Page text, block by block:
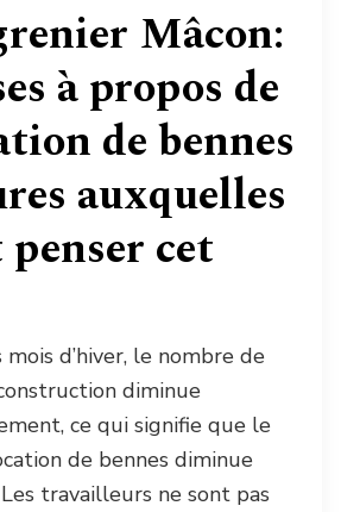
Mâcon:
à propos de
de bennes
auxquelles
cet
d’hiver, le nombre de
diminue
ce qui signifie que le
de bennes diminue
travailleurs ne sont pas